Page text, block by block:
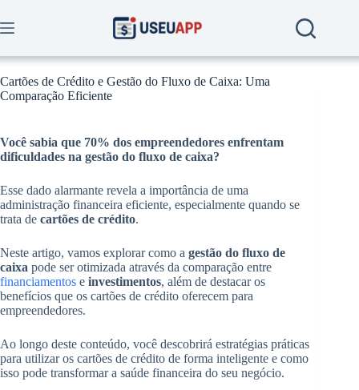
to
content
Cartões de Crédito e Gestão do Fluxo de Caixa: Uma
Comparação Eficiente
Você sabia que 70% dos empreendedores enfrentam
dificuldades na gestão do fluxo de caixa?
Esse dado alarmante revela a importância de uma
administração financeira eficiente, especialmente quando se
trata de cartões de crédito.
Neste artigo, vamos explorar como a gestão do fluxo de
caixa pode ser otimizada através da comparação entre
financiamentos e investimentos, além de destacar os
benefícios que os cartões de crédito oferecem para
empreendedores.
Ao longo deste conteúdo, você descobrirá estratégias práticas
para utilizar os cartões de crédito de forma inteligente e como
isso pode transformar a saúde financeira do seu negócio.